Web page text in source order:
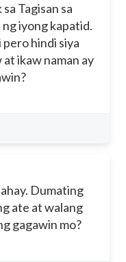
Tagisan sa
ng iyong kapatid.
hindi siya
ikaw naman ay
Dumating
ate at walang
gagawin mo?